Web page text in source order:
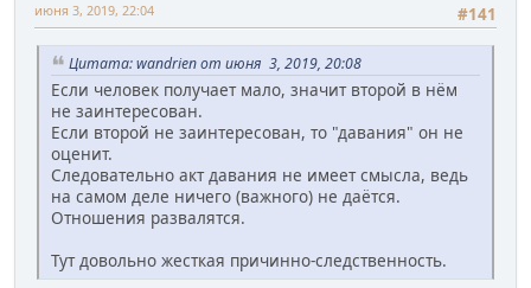
#141
июня 3, 2019, 22:04
Цитата: wandrien от июня 3, 2019, 20:08
Если человек получает мало, значит второй в нём
не заинтересован.
Если второй не заинтересован, то "давания" он не
оценит.
Следовательно акт давания не имеет смысла, ведь
на самом деле ничего (важного) не даётся.
Отношения развалятся.
Тут довольно жесткая причинно-следственность.